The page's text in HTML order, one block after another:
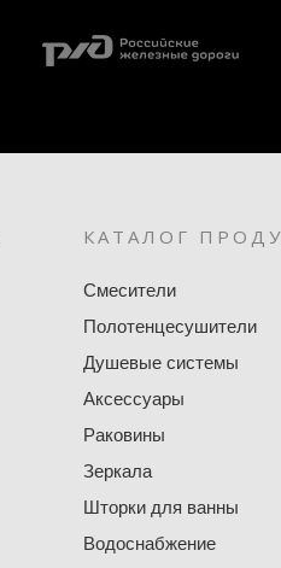
КАТАЛОГ
Смесители
Полотенцесушители
Душевые системы
Аксессуары
Раковины
Зеркала
Шторки для ванны
Водоснабжение